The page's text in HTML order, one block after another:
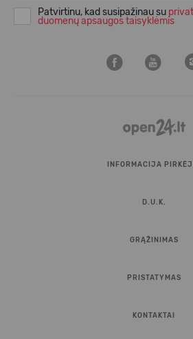
Patvirtinu, kad susipažinau su
duomenų apsaugos taisyklėmis
INFORMACIJA
D.U.K.
GRĄŽINIMAS
PRISTATYMAS
KONTAKTAI